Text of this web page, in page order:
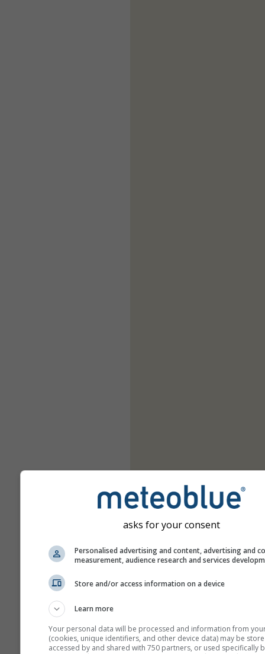
asks for your consent
Personalised advertising and content, advertising and
measurement, audience research and services
Store and/or access information on a device
Learn more
Your personal data will be processed and information from
(cookies, unique identifiers, and other device data) may be
accessed by and shared with 750 partners, or used specifically